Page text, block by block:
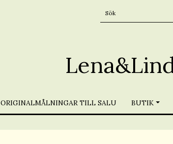
ORIGINALMÅLNINGAR TILL SALU BUTIK